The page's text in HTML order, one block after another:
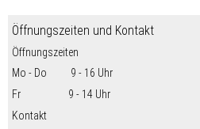
Öffnungszeiten und Kontakt
Öffnungszeiten
Mo - Do 9 - 16 Uhr
Fr 9 - 14 Uhr
Kontakt